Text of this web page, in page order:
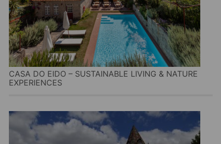
CASA DO EIDO – SUSTAINABLE LIVING & NATURE
EXPERIENCES